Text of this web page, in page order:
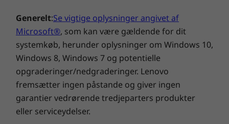
størrelse, som tåler spildt væske, er kendt for
hele rækken af taster, en fremragende
fornemmelse og en TrackPoint® -pegeenhed.
Fordi du kræver gennemprøvet ydeevne og
softwarestabilitet sikrer Lenovo, at mere end
100 applikationer er ISV-certificerede. For at
opnå ægte mobilitet skal du konfigurere din
bærbare computer med WWAN-tilslutning, så
du kan få adgang til 3G- eller 4G-netværk
Generelt:Se vigtige oplysninger angivet af
Microsoft®, som kan være gældende for dit
systemkøb, herunder oplysninger om Windows 10,
Windows 8, Windows 7 og potentielle
opgraderinger/nedgraderinger. Lenovo
fremsætter ingen påstande og giver ingen
garantier vedrørende tredjeparters produkter
eller serviceydelser.